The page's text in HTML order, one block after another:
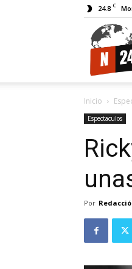
24.8 C
Inicio
Espectaculos
Por